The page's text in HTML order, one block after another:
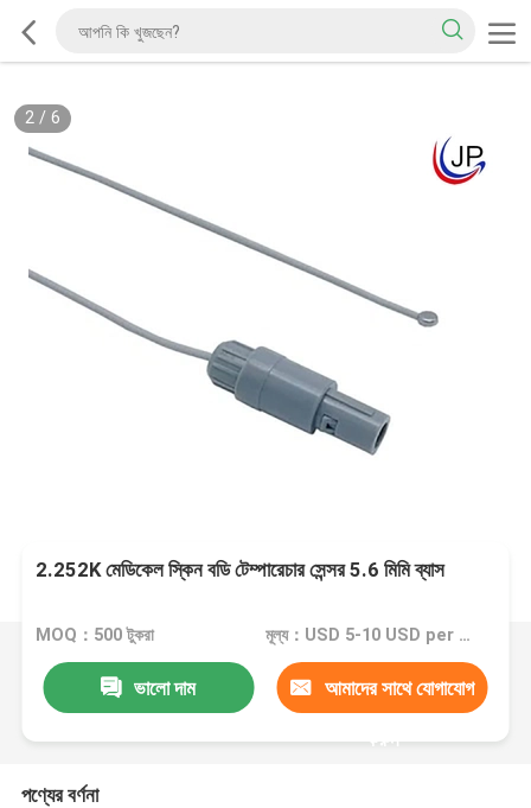
2/ 6
2.252K মেডিকেল স্কিন বডি টেম্পারেচার সেন্সর 5.6 মিমি ব্যাস
MOQ：500 টুকরা মূল্য：USD 5-10 USD per piece
ভালো দাম আমাদের সাথে যোগাযোগ
করুন
পণ্যের বর্ণনা